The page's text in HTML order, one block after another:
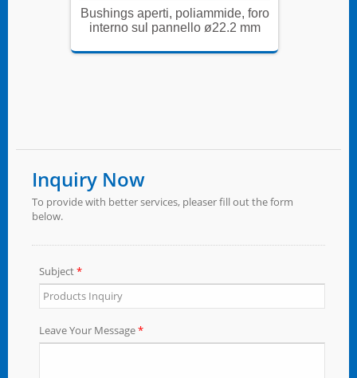
Bushings aperti, poliammide, foro
interno sul pannello ø22.2 mm